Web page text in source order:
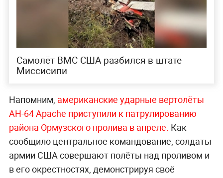
Самолёт ВМС США разбился в штате
Миссисипи
Напомним, американские ударные вертолёты
AH-64 Apache приступили к патрулированию
района Ормузского пролива в апреле. Как
сообщило центральное командование, солдаты
армии США совершают полёты над проливом и
в его окрестностях, демонстрируя своё